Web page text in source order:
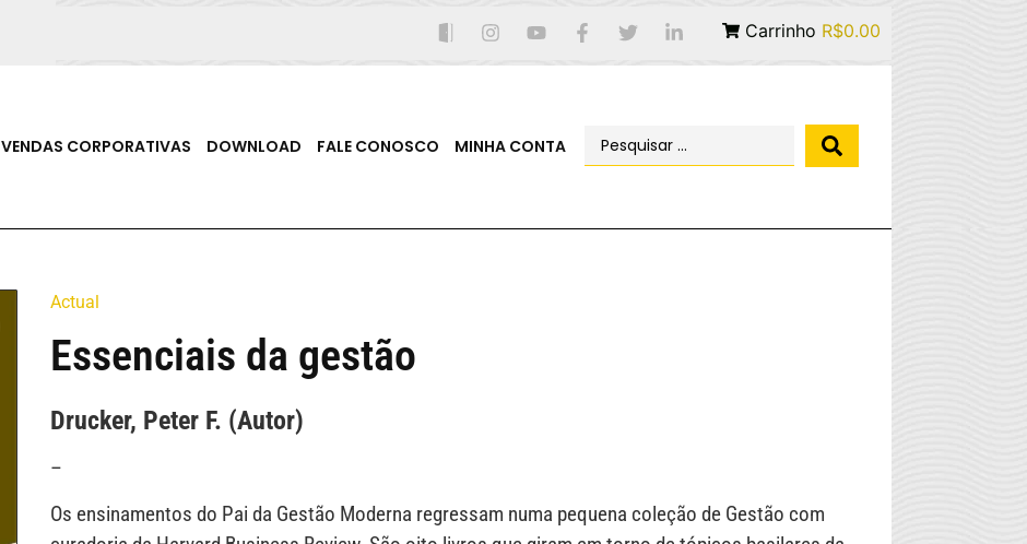
Carrinho R$0.00
VENDAS CORPORATIVAS DOWNLOAD FALE CONOSCO MINHA CONTA
Actual
Essenciais da gestão
Drucker, Peter F. (Autor)
–
Os ensinamentos do Pai da Gestão Moderna regressam numa pequena coleção de Gestão com